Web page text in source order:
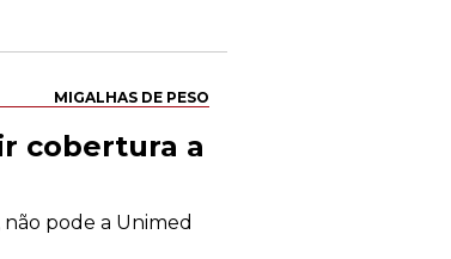
MIGALHAS DE PESO
cobertura a
pode a Unimed